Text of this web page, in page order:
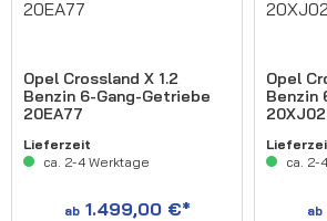
Opel Crossland X 1.2
Benzin 6-Gang-Getriebe
20EA77
Lieferzeit
ca. 2-4 Werktage
ab1.499,00 €*
Opel
Benzin
20XJ02
ca. 2-
ab